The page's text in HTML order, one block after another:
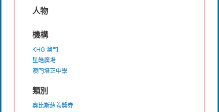
人物
機構
KHG 澳門
星皓廣場
澳門培正中學
類別
奧比斯慈善獎券